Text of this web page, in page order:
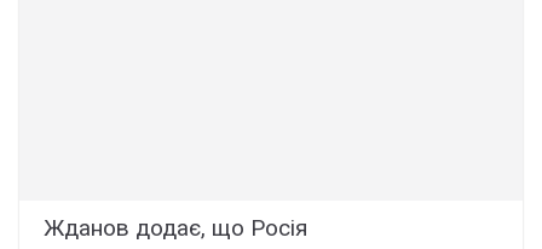
Жданов додає, що Росія